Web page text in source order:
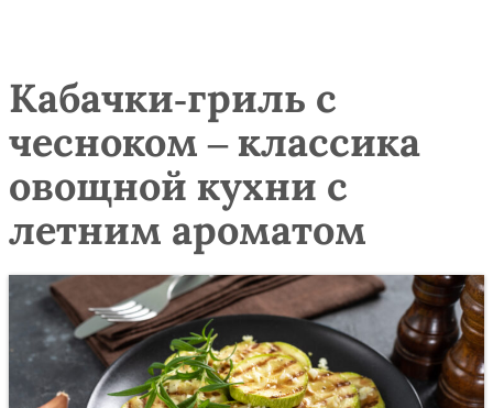
Кабачки-гриль с
чесноком – классика
овощной кухни с
летним ароматом